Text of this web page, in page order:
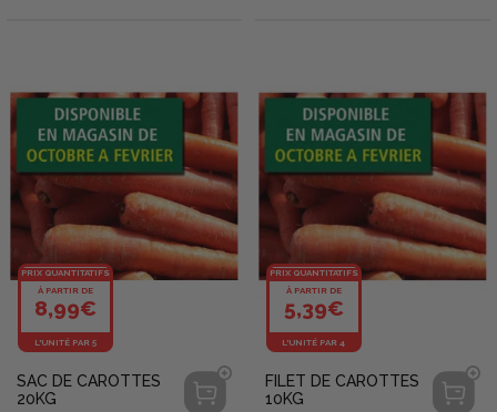
PRIX QUANTITATIFS
À PARTIR DE
8,99€
L'UNITÉ PAR 5
SAC DE CAROTTES
20KG
PRIX QUANTITATIFS
À PARTIR DE
5,39€
L'UNITÉ PAR 4
FILET DE CAROTTES
10KG